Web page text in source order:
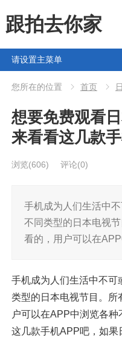
跟拍去你家
请设置主菜单
您所在的位置 首页
想要免费观看
来看看这几款
浏览(606) 评论(0)
手机成为人们生活中
不同类型的日本电视
看的，用户可以在
手机成为人们生活中不可
类型的日本电视节目。所
户可以在APP中浏览各
这几款手机APP吧，如果